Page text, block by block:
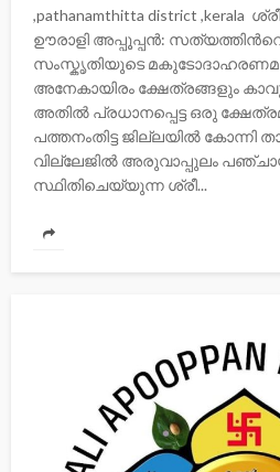
,pathanamthitta district ,kerala
ഊരാളി അപ്പൂപ്പൻ:
സംസ്കൃതിയുടെ
അനേകായിരം ക്ഷേത്രങ്ങളും
അതിൽ പ്രധാനപ്പെട്ട ഒരു
പത്തനംതിട്ട ജില്ലയിൽ കോന്നി
വില്ലേജിൽ അരുവാപ്പുലം
സ്ഥിതിചെയ്യുന്ന ശ്രീ...